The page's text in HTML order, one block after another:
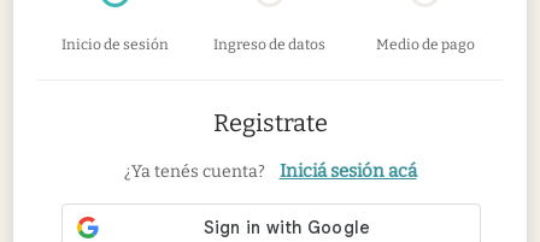
Inicio de sesión Ingreso de datos Medio de pago
Registrate
¿Ya tenés cuenta? Iniciá sesión acá